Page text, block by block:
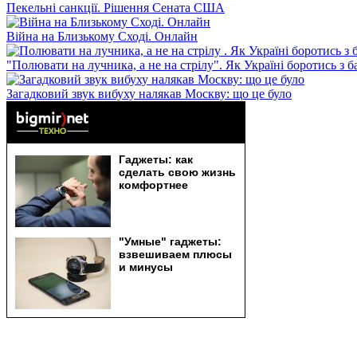
Пекельні санкції. Рішення Сената США
Війна на Близькому Сході. Онлайн
"Полювати на лучника, а не на стрілу". Як Україні боротись з
Загадковий звук вибуху налякав Москву: що це було